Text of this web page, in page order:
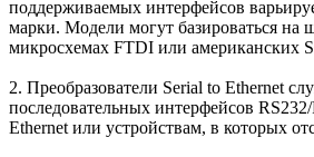
поддерживаемых интерфейсов
марки. Модели могут базироваться на
микросхемах FTDI или американских
2. Преобразователи Serial to Ethernet
последовательных интерфейсов
Ethernet или устройствам, в которых